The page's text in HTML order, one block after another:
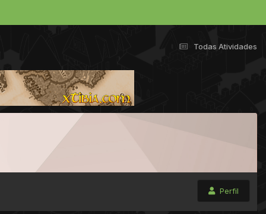
Todas Atividades
Perfil